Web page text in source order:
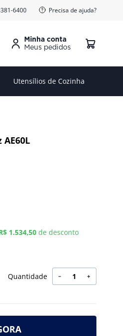
6400 Precisa de ajuda?
Minha conta
Utensílios de Cozinha
1.534,50de desconto
Quantidade ＋
－